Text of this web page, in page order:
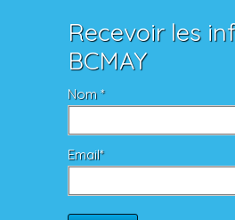
Recevoir les
BCMAY
Nom *
Email*